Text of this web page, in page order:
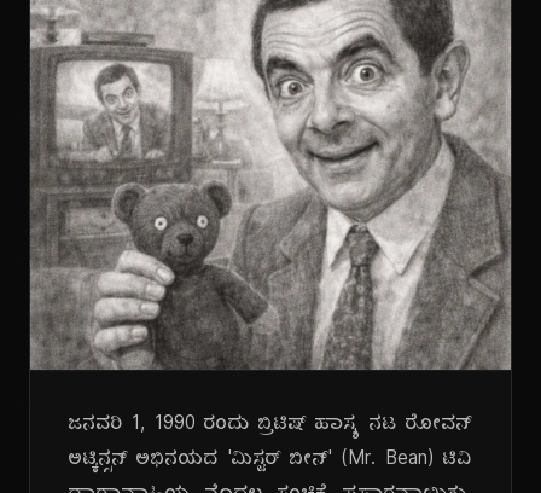
ಜನವರಿ 1, 1990 ರಂದು ಬ್ರಿಟಿಷ್ ಹಾಸ್ಯ ನಟ ರೋವನ್
ಅಟ್ಕಿನ್ಸನ್ ಅಭಿನಯದ 'ಮಿಸ್ಟರ್ ಬೀನ್' (Mr. Bean) ಟಿವಿ